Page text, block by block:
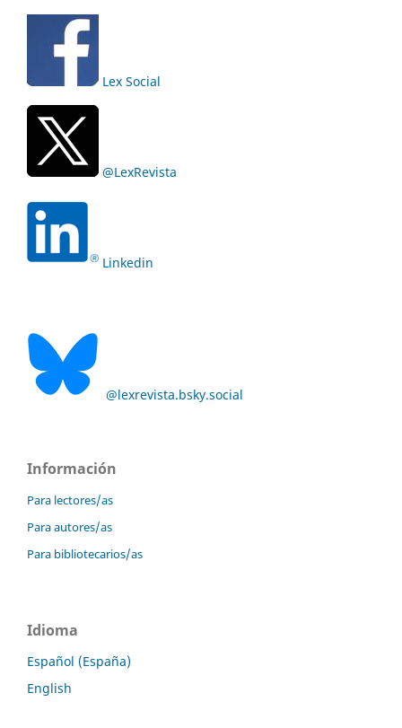
Lex Social
@LexRevista
Linkedin
@lexrevista.bsky.social
Información
Para lectores/as
Para autores/as
Para bibliotecarios/as
Idioma
Español (España)
English